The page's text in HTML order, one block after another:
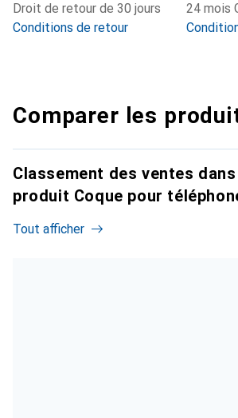
Droit de retour de 30 jours
Conditions de retour
24 mois
Comparer les
Classement des ventes
produit Coque pour
Tout afficher